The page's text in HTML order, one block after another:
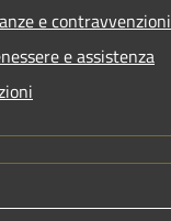
e contravvenzioni
e assistenza